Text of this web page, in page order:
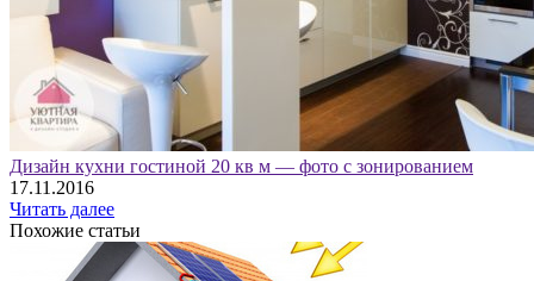
Дизайн кухни гостиной 20 кв м — фото с зонированием
17.11.2016
Читать далее
Похожие статьи